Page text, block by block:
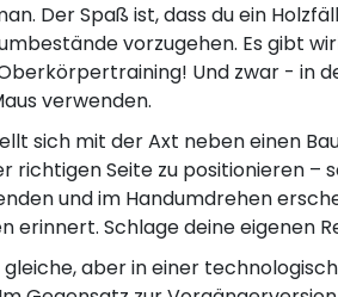
Der Spaß ist, dass du ein
vorzugehen. Es gibt
Und zwar - in
verwenden.
sich mit der Axt neben einen
richtigen Seite zu positionieren
und im Handumdrehen
Schlage deine eigenen
aber in einer